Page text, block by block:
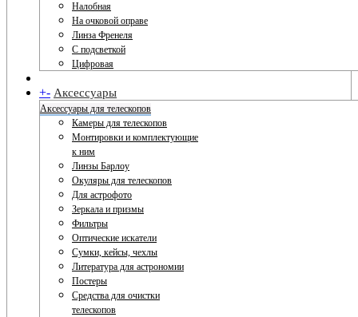
Налобная
На очковой оправе
Линза Френеля
С подсветкой
Цифровая
+- Аксессуары
Аксессуары для телескопов
Камеры для телескопов
Монтировки и комплектующие
к ним
Линзы Барлоу
Окуляры для телескопов
Для астрофото
Зеркала и призмы
Фильтры
Оптические искатели
Сумки, кейсы, чехлы
Литература для астрономии
Постеры
Средства для очистки
телескопов